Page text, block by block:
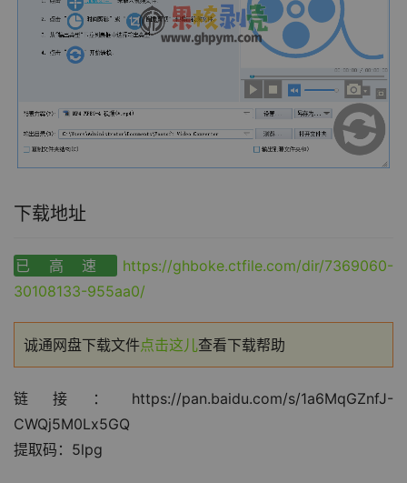
下载地址
已高速
https://ghboke.ctfile.com/dir/7369060-
30108133-955aa0/
诚通网盘下载文件点击这儿查看下载帮助
链接：https://pan.baidu.com/s/1a6MqGZnfJ-
CWQj5M0Lx5GQ
提取码：5lpg